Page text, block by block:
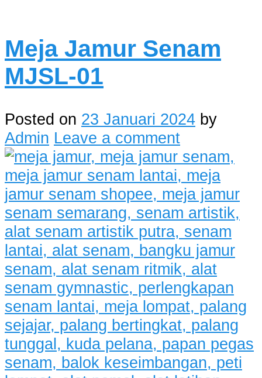
Meja Jamur Senam
MJSL-01
Posted on 23 Januari 2024 by
Admin Leave a comment